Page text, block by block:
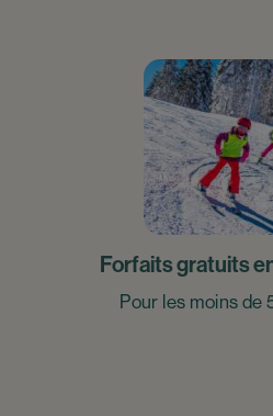
Forfaits gratuits
Pour les moins de